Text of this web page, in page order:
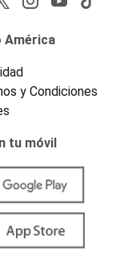
América
y Condiciones
tu móvil